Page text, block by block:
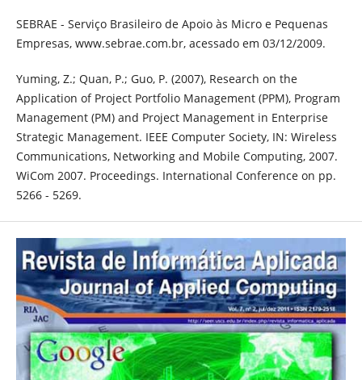
SEBRAE - Serviço Brasileiro de Apoio às Micro e Pequenas
Empresas, www.sebrae.com.br, acessado em 03/12/2009.
Yuming, Z.; Quan, P.; Guo, P. (2007), Research on the
Application of Project Portfolio Management (PPM), Program
Management (PM) and Project Management in Enterprise
Strategic Management. IEEE Computer Society, IN: Wireless
Communications, Networking and Mobile Computing, 2007.
WiCom 2007. Proceedings. International Conference on pp.
5266 - 5269.